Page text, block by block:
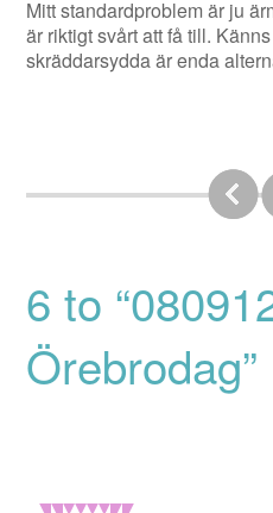
Mitt standardproblem är ju
är riktigt svårt att få till.
skräddarsydda är enda
6 to
Örebrodag”